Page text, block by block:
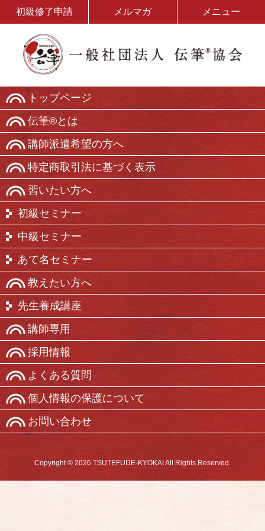
初級修了申請 メルマガ メニュー
トップページ
伝筆®とは
講師派遣希望の方へ
特定商取引法に基づく表示
習いたい方へ
初級セミナー
中級セミナー
あて名セミナー
教えたい方へ
先生養成講座
講師専用
採用情報
よくある質問
個人情報の保護について
お問い合わせ
Copyright © 2026 TSUTEFUDE-KYOKAI All Rights Reserved.